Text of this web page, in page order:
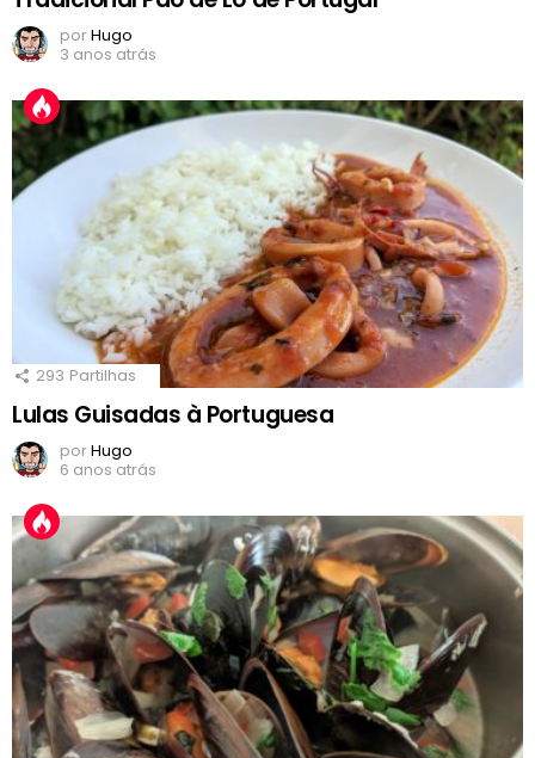
porHugo
3 anos atrás
293 Partilhas
Lulas Guisadas à Portuguesa
porHugo
6 anos atrás